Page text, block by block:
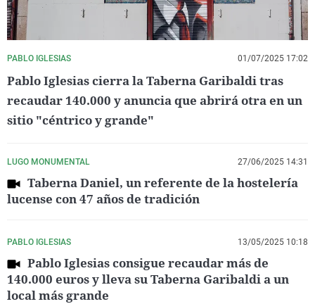
PABLO IGLESIAS 01/07/2025 17:02
Pablo Iglesias cierra la Taberna Garibaldi tras
recaudar 140.000 y anuncia que abrirá otra en un
sitio "céntrico y grande"
LUGO MONUMENTAL 27/06/2025 14:31
Taberna Daniel, un referente de la hostelería
lucense con 47 años de tradición
PABLO IGLESIAS 13/05/2025 10:18
Pablo Iglesias consigue recaudar más de
140.000 euros y lleva su Taberna Garibaldi a un
local más grande